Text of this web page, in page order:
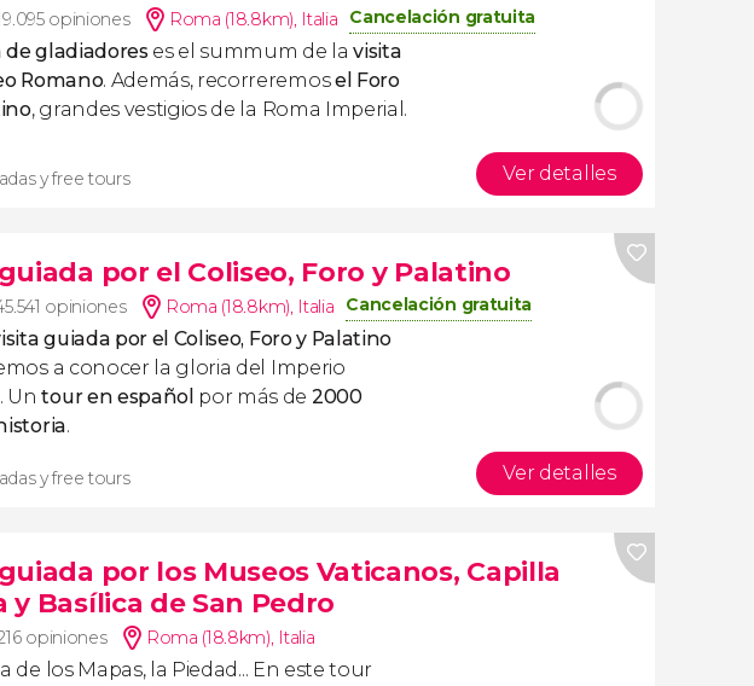
opiniones Roma (18.8km), Italia Cancelación gratuita
de gladiadoreses el summum de lavisita
Romano. Además, recorreremosel Foro
, grandes vestigios de la Roma Imperial.
y free tours Ver detalles
por el Coliseo, Foro y Palatino
opiniones Roma (18.8km), Italia Cancelación gratuita
guiada por el Coliseo, Foro y Palatino
a conocer la gloria del Imperio
Untour en español por más de 2000
.
y free tours Ver detalles
por los Museos Vaticanos, Capilla
y Basílica de San Pedro
opiniones Roma (18.8km), Italia
de los Mapas, la Piedad ... En este tour